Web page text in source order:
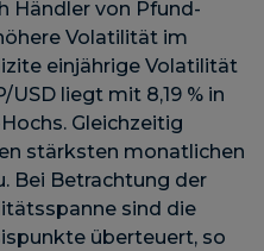
Händler von Pfund-
Volatilität im
einjährige Volatilität
liegt mit 8,19 % in
Gleichzeitig
stärksten monatlichen
Bei Betrachtung der
sind die
überteuert, so